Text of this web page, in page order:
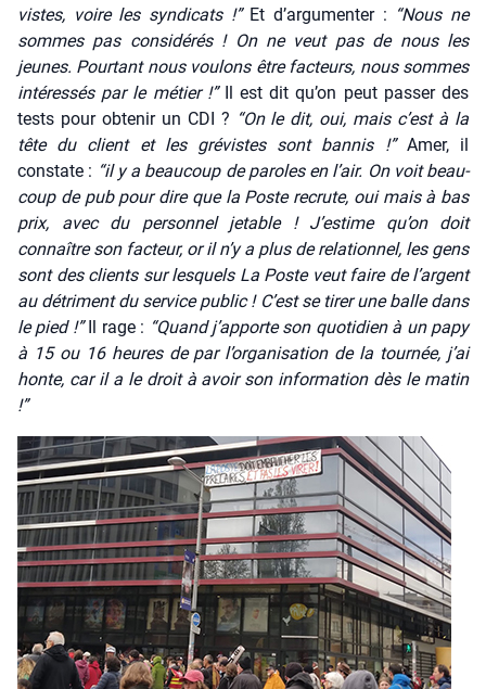
vistes, voire les syn­di­cats !”Et d’argumenter : “Nous ne
sommes pas consi­dé­rés ! On ne veut pas de nous les
jeunes. Pour­tant nous vou­lons être fac­teurs, nous sommes
inté­res­sés par le métier !”Il est dit qu’on peut pas­ser des
tests pour obte­nir un CDI ? “On le dit, oui, mais c’est à la
tête du client et les gré­vistes sont ban­nis !”Amer, il
constate : “il y a beau­coup de paroles en l’air. On voit beau­
coup de pub pour dire que la Poste recrute, oui mais à bas
prix, avec du per­son­nel jetable ! J’estime qu’on doit
connaître son fac­teur, or il n’y a plus de rela­tion­nel, les gens
sont des clients sur les­quels La Poste veut faire de l’argent
au détri­ment du ser­vice public ! C’est se tirer une balle dans
le pied !”Il rage : “Quand j’apporte son quo­ti­dien à un papy
à 15 ou 16 heures de par l’organisation de la tour­née, j’ai
honte, car il a le droit à avoir son infor­ma­tion dès le matin
!”